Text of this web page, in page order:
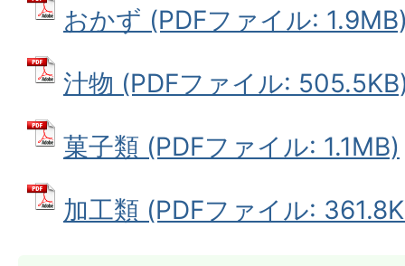
おかず (PDFファイル:
汁物 (PDFファイル:
菓子類 (PDFファイル: 1.1MB)
加工類 (PDFファイル: